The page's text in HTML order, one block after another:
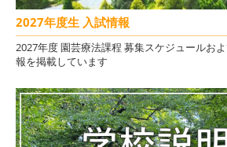
2027年度生 入試情報
2027年度 園芸療法課程 募集スケジュールお
報を掲載しています